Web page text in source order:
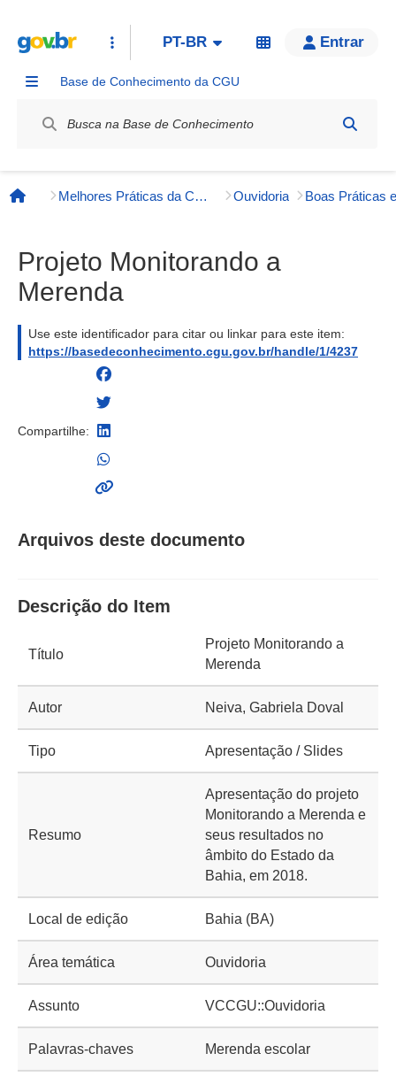
PT-BR Entrar
Base de Conhecimento da CGU
Página inicial
Melhores Práticas da CGU e Órgãos Externos Ouvidoria
Projeto Monitorando a
Merenda
Use este identificador para citar ou linkar para este item:
https://basedeconhecimento.cgu.gov.br/handle/1/4237
Compartilhe:
Arquivos deste documento
Descrição do Item
Título
Projeto Monitorando a
Merenda
Autor Neiva, Gabriela Doval
Tipo Apresentação / Slides
Resumo
Apresentação do projeto
Monitorando a Merenda e
seus resultados no
âmbito do Estado da
Bahia, em 2018.
Local de edição Bahia (BA)
Área temática Ouvidoria
Assunto VCCGU::Ouvidoria
Palavras-chaves Merenda escolar